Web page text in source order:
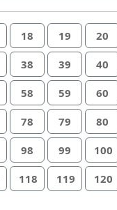
18 19 20
38 39 40
58 59 60
78 79 80
98 99 100
118 119 120